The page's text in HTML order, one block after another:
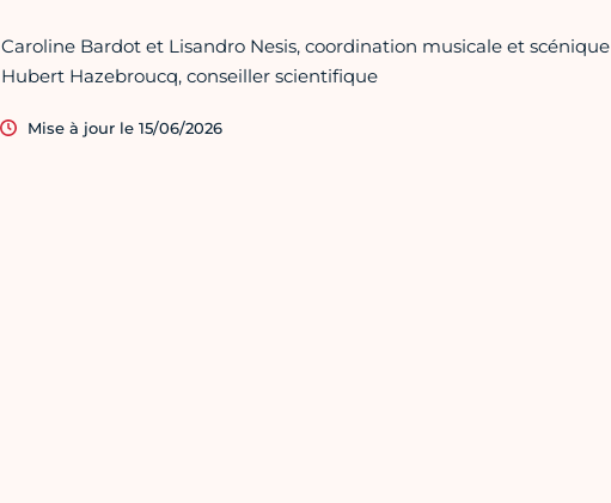
Caroline Bardot et Lisandro Nesis, coordination musicale et scénique
Hubert Hazebroucq, conseiller scientifique
Mise à jour le 15/06/2026